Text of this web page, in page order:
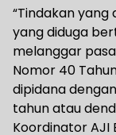
“Tindakan
yang diduga
melanggar
Nomor 40
dipidana
tahun atau
Koordinator AJI